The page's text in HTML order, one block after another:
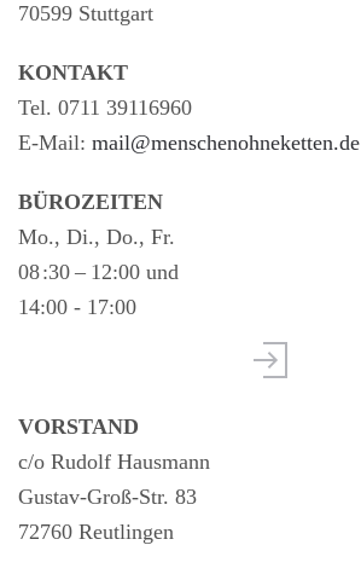
70599 Stuttgart
KONTAKT
Tel. 0711 39116960
E-Mail: mail@menschenohneketten.de
BÜROZEITEN
Mo., Di., Do., Fr.
08 :30 – 12:00 und
14:00 - 17:00
VORSTAND
c/o Rudolf Hausmann
Gustav-Groß-Str. 83
72760 Reutlingen